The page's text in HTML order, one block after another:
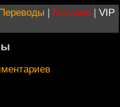
| Магазин | VIP